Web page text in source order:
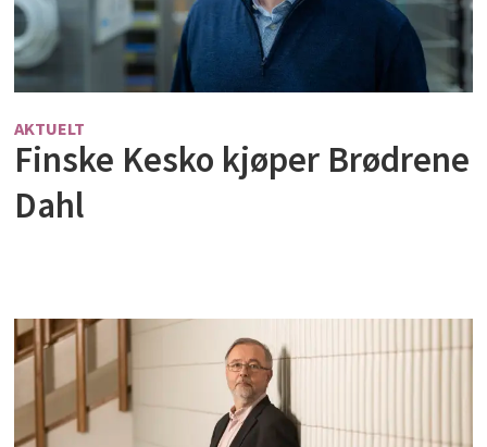
AKTUELT
Finske Kesko kjøper Brødrene
Dahl